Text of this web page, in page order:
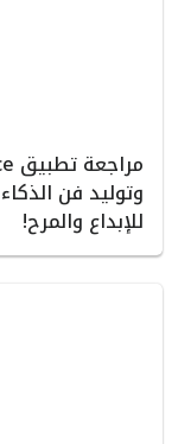
وتوليد فن
للإبداع والمرح!